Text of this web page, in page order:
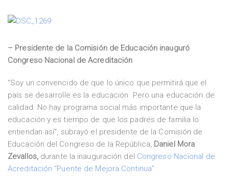
– Presidente de la Comisión de Educación inauguró
Congreso Nacional de Acreditación
“Soy un convencido de que lo único que permitirá que el
país se desarrolle es la educación. Pero una educación de
calidad. No hay programa social más importante que la
educación y es tiempo de que los padres de familia lo
entiendan así”, subrayó el presidente de la Comisión de
Educación del Congreso de la República, Daniel Mora
Zevallos,durante la inauguración del Congreso Nacional de
Acreditación “Puente de Mejora Continua”.